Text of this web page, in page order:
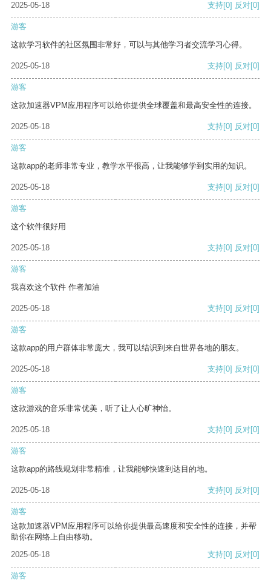
2025-05-18 支持[0] 反对[0]
游客
这款学习软件的社区氛围非常好，可以与其他学习者交流学习心得。
2025-05-18 支持[0] 反对[0]
游客
这款加速器VPM应用程序可以给你提供全球覆盖和最高安全性的连接。
2025-05-18 支持[0] 反对[0]
游客
这款app的老师非常专业，教学水平很高，让我能够学到实用的知识。
2025-05-18 支持[0] 反对[0]
游客
这个软件很好用
2025-05-18 支持[0] 反对[0]
游客
我喜欢这个软件 作者加油
2025-05-18 支持[0] 反对[0]
游客
这款app的用户群体非常庞大，我可以结识到来自世界各地的朋友。
2025-05-18 支持[0] 反对[0]
游客
这款游戏的音乐非常优美，听了让人心旷神怡。
2025-05-18 支持[0] 反对[0]
游客
这款app的路线规划非常精准，让我能够快速到达目的地。
2025-05-18 支持[0] 反对[0]
游客
这款加速器VPM应用程序可以给你提供最高速度和安全性的连接，并帮
助你在网络上自由移动。
2025-05-18
支持[0] 反对[0]
游客